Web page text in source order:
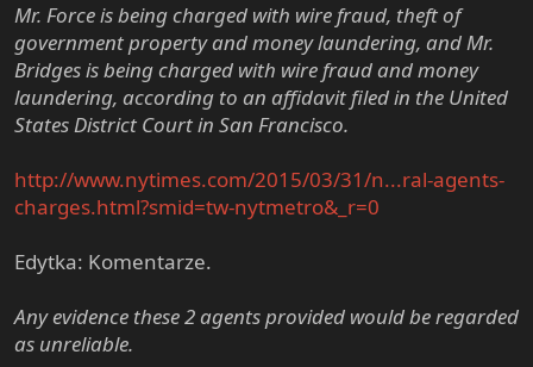
Mr. Force is being charged with wire fraud, theft of
government property and money laundering, and Mr.
Bridges is being charged with wire fraud and money
laundering, according to an affidavit filed in the United
States District Court in San Francisco.
http://www.nytimes.com/2015/03/31/n...ral-agents-
charges.html?smid=tw-nytmetro&_r=0
Edytka: Komentarze.
Any evidence these 2 agents provided would be regarded
as unreliable.